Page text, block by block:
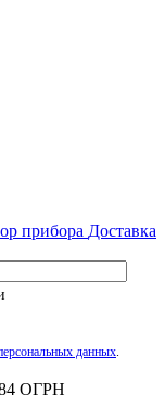
прибора Доставка
данных.
ОГРН